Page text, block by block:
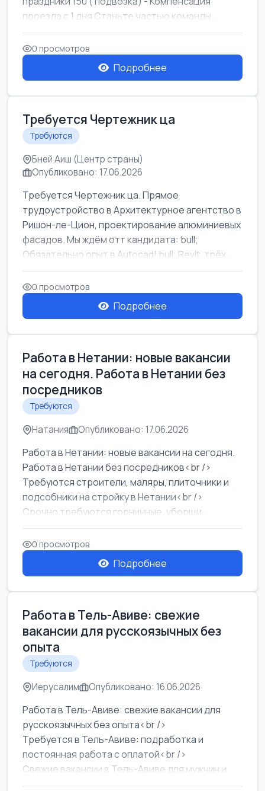
проезда с 1 дня Станьте частью команды ...
0 просмотров
Подробнее
Требуется Чертежник ца
Требуются
Бней Аиш (Центр страны)
Опубликовано: 17.06.2026
Требуется Чертежник ца. Прямое
трудоустройство в Архитектурное агентство в
Ришон-ле-Цион, проектирование алюминиевых
фасадов. Мы ждём отт кандидата: bull;
Обязательно опыт в Autocad! bull; Revit, трёх...
0 просмотров
Подробнее
Работа в Нетании: новые вакансии
на сегодня. Работа в Нетании без
посредников
Требуются
Натания Опубликовано: 17.06.2026
Работа в Нетании: новые вакансии на сегодня.
Работа в Нетании без посредников<br />
Требуются строители, маляры, плиточники и
подсобники на стройку в Нетании<br />
Срочно требуются горничные, уборщи...
0 просмотров
Подробнее
Работа в Тель-Авиве: свежие
вакансии для русскоязычных без
опыта
Требуются
Иерусалим Опубликовано: 16.06.2026
Работа в Тель-Авиве: свежие вакансии для
русскоязычных без опыта<br />
Требуется в Тель-Авиве: подработка и
постоянная работа с оплатой<br />
Свежие вакансии в Тель-Авиве для мужчин и
женщин от хозя...